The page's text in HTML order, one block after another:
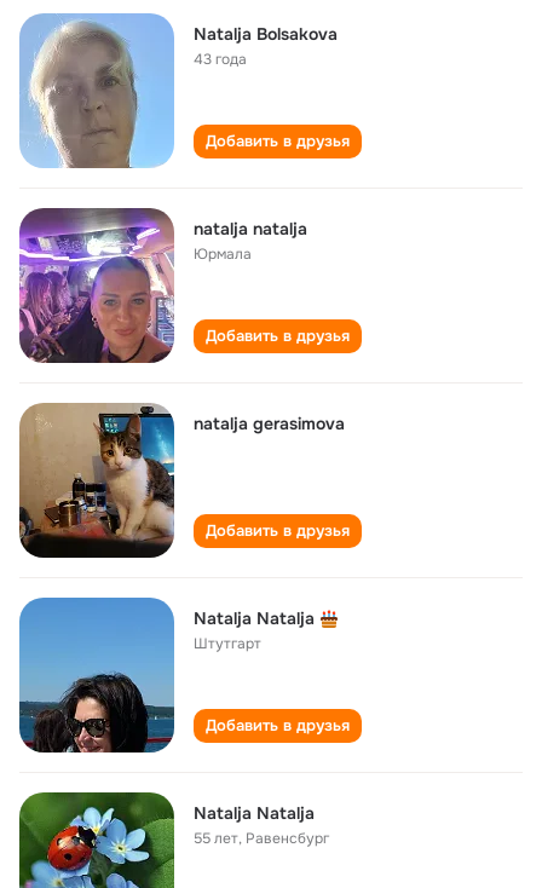
Natalja Bolsakova
43 года
Добавить в друзья
natalja natalja
Юрмала
Добавить в друзья
natalja gerasimova
Добавить в друзья
Natalja Natalja
Штутгарт
Добавить в друзья
Natalja Natalja
55 лет, Равенсбург